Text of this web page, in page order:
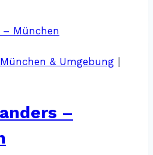
Eching
München & Umgebung
–